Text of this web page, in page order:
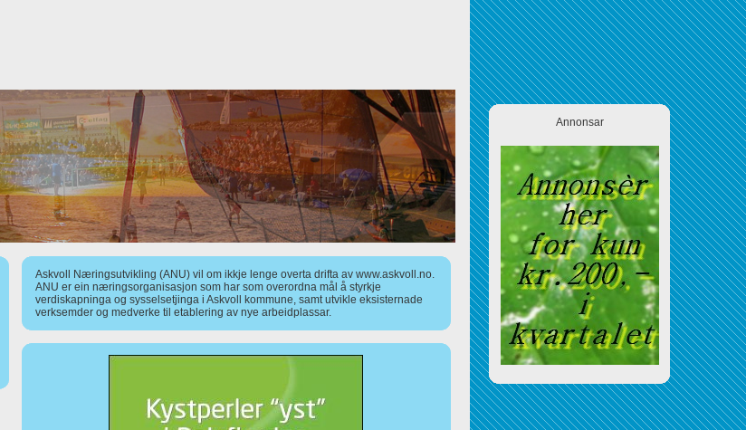
Askvoll Næringsutvikling (ANU) vil om ikkje lenge overta drifta av www.askvoll.no.
ANU er ein næringsorganisasjon som har som overordna mål å styrkje
verdiskapninga og sysselsetjinga i Askvoll kommune, samt utvikle eksisternade
verksemder og medverke til etablering av nye arbeidplassar.
Annonsar